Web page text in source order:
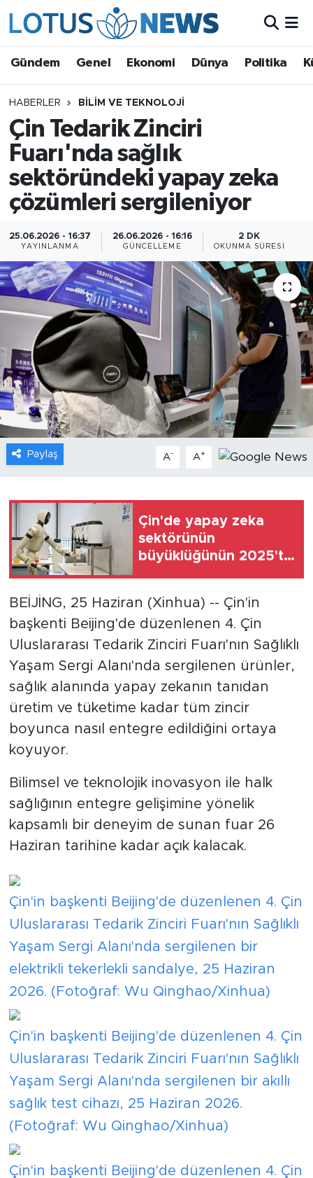
Gündem Genel Ekonomi Dünya Politika
HABERLER BILIM VE TEKNOLOJI
Çin Tedarik Zinciri
Fuarı'nda sağlık
sektöründeki yapay zeka
çözümleri sergileniyor
25.06.2026 - 16:37
YAYINLANMA
26.06.2026 - 16:16
GÜNCELLEME
2 DK
OKUNMA SÜRESI
Paylaş A- A+
Çin'de yapay zeka
sektörünün
büyüklüğünün 2025'te
BEİJİNG, 25 Haziran (Xinhua) -- Çin'in
başkenti Beijing'de düzenlenen 4. Çin
Uluslararası Tedarik Zinciri Fuarı'nın Sağlıklı
Yaşam Sergi Alanı'nda sergilenen ürünler,
sağlık alanında yapay zekanın tanıdan
üretim ve tüketime kadar tüm zincir
boyunca nasıl entegre edildiğini ortaya
koyuyor.
Bilimsel ve teknolojik inovasyon ile halk
sağlığının entegre gelişimine yönelik
kapsamlı bir deneyim de sunan fuar 26
Haziran tarihine kadar açık kalacak.
Çin'in başkenti Beijing'de düzenlenen 4. Çin
Uluslararası Tedarik Zinciri Fuarı'nın Sağlıklı
Yaşam Sergi Alanı'nda sergilenen bir
elektrikli tekerlekli sandalye, 25 Haziran
2026. (Fotoğraf: Wu Qinghao/Xinhua)
Çin'in başkenti Beijing'de düzenlenen 4. Çin
Uluslararası Tedarik Zinciri Fuarı'nın Sağlıklı
Yaşam Sergi Alanı'nda sergilenen bir akıllı
sağlık test cihazı, 25 Haziran 2026.
(Fotoğraf: Wu Qinghao/Xinhua)
Çin'in başkenti Beijing'de düzenlenen 4. Çin
Ekonomi
Dünya
Politika
Kültür - Sanat ve Tarih
Yaşam
Bilim ve Teknoloji
Çin Fuarları
Gündem
Video
Sağlık
Foto Haber
Xinhua Türkiye
Seyahat